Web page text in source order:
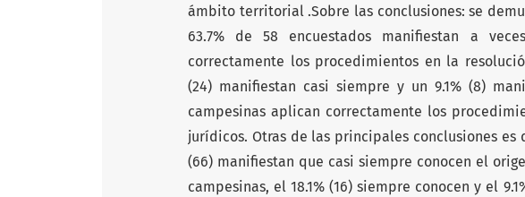
ámbito territorial .Sobre las conclusiones: se
63.7% de 58 encuestados manifiestan a
correctamente los procedimientos en la
(24) manifiestan casi siempre y un 9.1% (8)
campesinas aplican correctamente los
jurídicos. Otras de las principales conclusiones es
(66) manifiestan que casi siempre conocen el
campesinas, el 18.1% (16) siempre conocen y el